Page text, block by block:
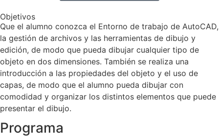
Objetivos
Que el alumno conozca el Entorno de trabajo de AutoCAD,
la gestión de archivos y las herramientas de dibujo y
edición, de modo que pueda dibujar cualquier tipo de
objeto en dos dimensiones. También se realiza una
introducción a las propiedades del objeto y el uso de
capas, de modo que el alumno pueda dibujar con
comodidad y organizar los distintos elementos que puede
presentar el dibujo.
Programa